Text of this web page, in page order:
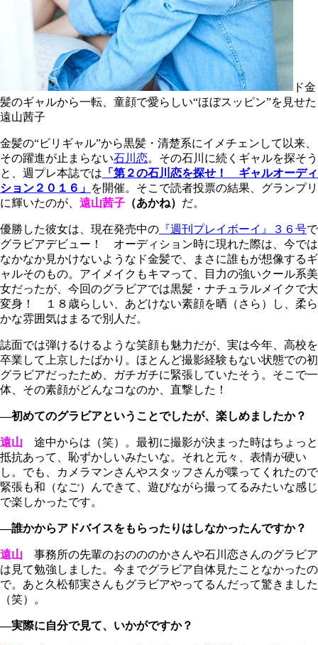
ド金
髪のギャルから一転、童顔で愛らしい“ほぼスッピン”を見せた
遠山茜子
金髪の“ビリギャル”から黒髪・清楚系にイメチェンして以来、
その躍進が止まらない石川恋。その石川に続くギャルを探そう
と、週プレ本誌では 「第２の石川恋を探せ！ ギャルオーディ
ション２０１６」 を開催。そこで読者投票の結果、グランプリ
に輝いたのが、 遠山茜子 （あかね） だ。
優勝した彼女は、現在発売中の 『週刊プレイボーイ』３６号で
グラビアデビュー！ オーディション時に現れた際は、今では
なかなか見かけないようなド金髪で、まさに誰もが想像するギ
ャルそのもの。アイメイクもキマって、目力の強いクール系美
女だったが、今回のグラビアでは黒髪・ナチュラルメイクで大
変身！ １８歳らしい、あどけない素顔を晒（さら）し、柔ら
かな雰囲気はまるで別人だ。
誌面では弾けるけるような笑顔も魅力だが、実は今年、高校を
卒業して上京したばかり。ほとんど撮影経験もない状態での初
グラビアだったため、ガチガチに緊張していたそう。そこで一
体、その素顔がどんなコなのか、直撃した！
―初めてのグラビアということでしたが、楽しめましたか？
遠山 途中からは（笑）。最初に撮影が決まった時はちょっと
抵抗あって、恥ずかしいみたいな。それと元々、表情が硬い
し。でも、カメラマンさんやスタッフさんが喋ってくれたので
緊張も和（なご）んできて、遊びながら撮ってるみたいな感じ
で楽しかったです。
―誰かからアドバイスをもらったりはしなかったんですか？
遠山 事務所の先輩のおのののかさんや石川恋さんのグラビア
は見て勉強しました。今までグラビア自体見たことなかったの
で。あと久松郁実さんもグラビアやってるんだって驚きました
（笑）。
―実際に自分で見て、いかがですか？